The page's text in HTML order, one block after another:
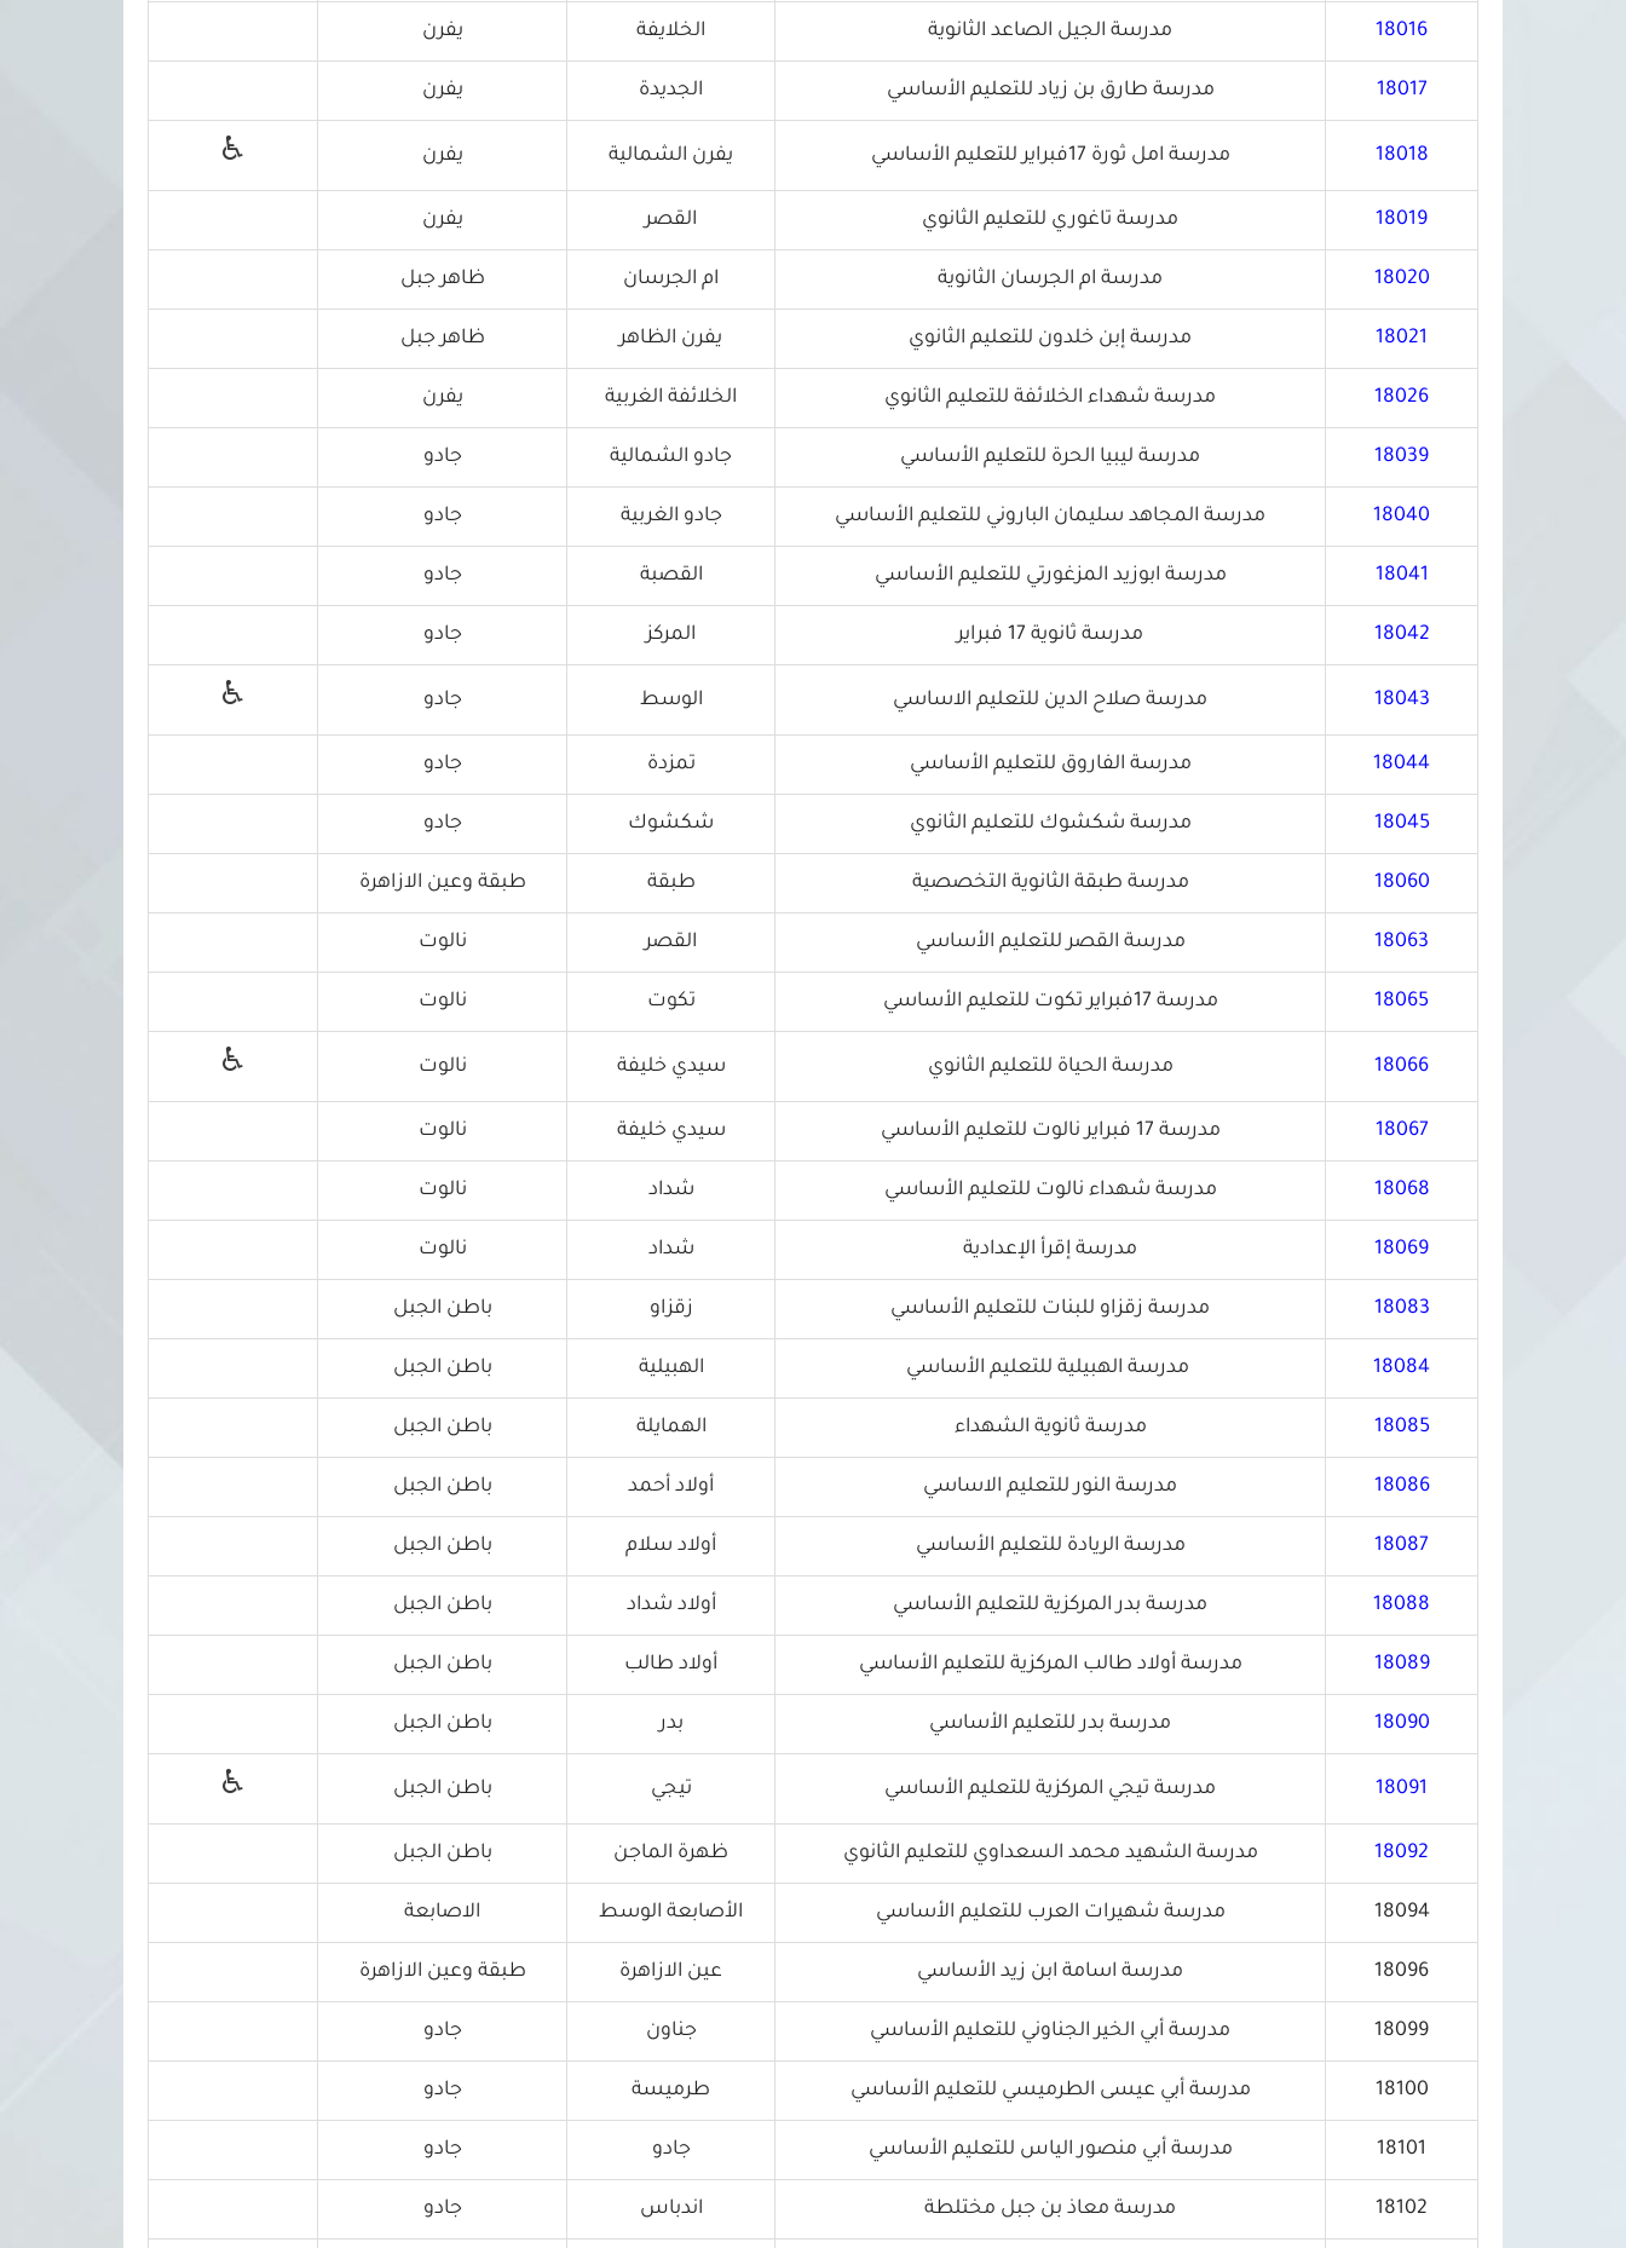
18016 مدرسة الجيل الصاعد الثانوية الخلايفة يفرن
18017 مدرسة طارق بن زياد للتعليم الأساسي الجديدة يفرن
18018 مدرسة امل ثورة 17فبراير للتعليم الأساسي يفرن الشمالية يفرن ♿
18019 مدرسة تاغوري للتعليم الثانوي القصر يفرن
18020 مدرسة ام الجرسان الثانوية ام الجرسان ظاهر جبل
18021 مدرسة إبن خلدون للتعليم الثانوي يفرن الظاهر ظاهر جبل
18026 مدرسة شهداء الخلائفة للتعليم الثانوي الخلائفة الغربية يفرن
18039 مدرسة ليبيا الحرة للتعليم الأساسي جادو الشمالية جادو
18040 مدرسة المجاهد سليمان الباروني للتعليم الأساسي جادو الغربية جادو
18041 مدرسة ابوزيد المزغورتي للتعليم الأساسي القصبة جادو
18042 مدرسة ثانوية 17 فبراير المركز جادو
18043 مدرسة صلاح الدين للتعليم الاساسي الوسط جادو ♿
18044 مدرسة الفاروق للتعليم الأساسي تمزدة جادو
18045 مدرسة شكشوك للتعليم الثانوي شكشوك جادو
18060 مدرسة طبقة الثانوية التخصصية طبقة طبقة وعين الازاهرة
18063 مدرسة القصر للتعليم الأساسي القصر نالوت
18065 مدرسة 17فبراير تكوت للتعليم الأساسي تكوت نالوت
18066 مدرسة الحياة للتعليم الثانوي سيدي خليفة نالوت ♿
18067 مدرسة 17 فبراير نالوت للتعليم الأساسي سيدي خليفة نالوت
18068 مدرسة شهداء نالوت للتعليم الأساسي شداد نالوت
18069 مدرسة إقرأ الإعدادية شداد نالوت
18083 مدرسة زقزاو للبنات للتعليم الأساسي زقزاو باطن الجبل
18084 مدرسة الهبيلية للتعليم الأساسي الهبيلية باطن الجبل
18085 مدرسة ثانوية الشهداء الهمايلة باطن الجبل
18086 مدرسة النور للتعليم الاساسي أولاد أحمد باطن الجبل
18087 مدرسة الريادة للتعليم الأساسي أولاد سلام باطن الجبل
18088 مدرسة بدر المركزية للتعليم الأساسي أولاد شداد باطن الجبل
18089 مدرسة أولاد طالب المركزية للتعليم الأساسي أولاد طالب باطن الجبل
18090 مدرسة بدر للتعليم الأساسي بدر باطن الجبل
18091 مدرسة تيجي المركزية للتعليم الأساسي تيجي باطن الجبل ♿
18092 مدرسة الشهيد محمد السعداوي للتعليم الثانوي ظهرة الماجن باطن الجبل
18094 مدرسة شهيرات العرب للتعليم الأساسي الأصابعة الوسط الاصابعة
18096 مدرسة اسامة ابن زيد الأساسي عين الازاهرة طبقة وعين الازاهرة
18099 مدرسة أبي الخير الجناوني للتعليم الأساسي جناون جادو
18100 مدرسة أبي عيسى الطرميسي للتعليم الأساسي طرميسة جادو
18101 مدرسة أبي منصور الياس للتعليم الأساسي جادو جادو
18102 مدرسة معاذ بن جبل مختلطة اندباس جادو